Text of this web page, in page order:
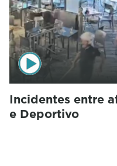
Incidentes entre
e Deportivo